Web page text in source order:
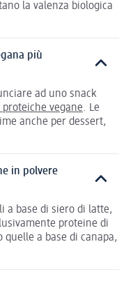
la valenza biologica
più
ad uno snack
vegane. Le
anche per dessert,
in polvere
a base di siero di latte,
proteine di
a base di canapa,